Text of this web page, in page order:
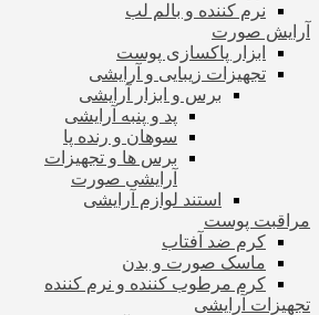
نرم کننده و بالم لب
آرایش صورت
ابزار پاکسازی پوست
تجهیزات زیبایی و آرایشی
برس و ابزار آرایشی
پد و پنبه آرایشی
سوهان و رنده پا
برس ها و تجهیزات
آرایشی صورت
استند لوازم آرایشی
مراقبت پوست
کرم ضد آفتاب
ماسک صورت و بدن
کرم مرطوب کننده و نرم کننده
تجهیزات آرایشی